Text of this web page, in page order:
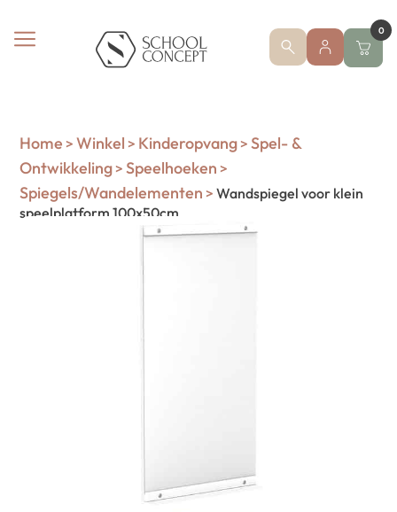
0
Home > Winkel > Kinderopvang> Spel- &
Ontwikkeling> Speelhoeken >
Spiegels/Wandelementen > Wandspiegel voor klein
speelplatform 100x50cm